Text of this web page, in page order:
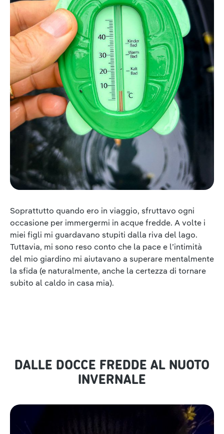
Soprattutto quando ero in viaggio, sfruttavo ogni
occasione per immergermi in acque fredde. A volte i
miei figli mi guardavano stupiti dalla riva del lago.
Tuttavia, mi sono reso conto che la pace e l’intimità
del mio giardino mi aiutavano a superare mentalmente
la sfida (e naturalmente, anche la certezza di tornare
subito al caldo in casa mia).
DALLE DOCCE FREDDE AL NUOTO
INVERNALE